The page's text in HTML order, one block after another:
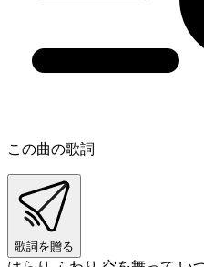
この曲の歌詞
歌詞を贈る